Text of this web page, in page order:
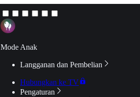
Mode Anak
Langganan dan Pembelian
Hubungkan ke TV
Pengaturan